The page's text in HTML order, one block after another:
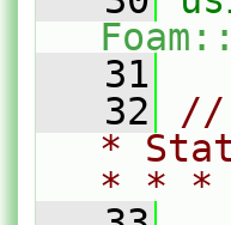
   31
   32
//
*
* *